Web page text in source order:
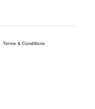
Terms & Conditions